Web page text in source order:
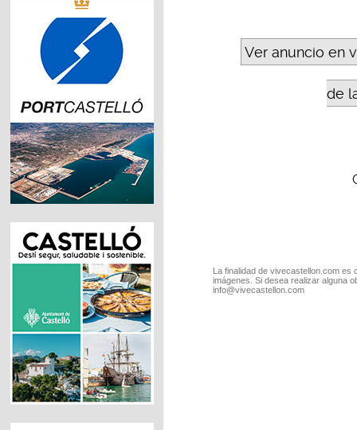
Ver anuncio en
de
La finalidad de vivecastellon.com
imágenes. Si desea realizar alguna
info@vivecastellon.com